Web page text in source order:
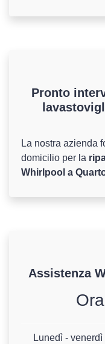
Pronto
La nostra azienda
domicilio per la
Whirlpool a
Assistenza
Lunedì - venerdì